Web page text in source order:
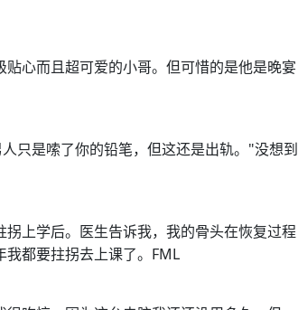
心而且超可爱的小哥。但可惜的是他是晚宴
只是嗦了你的铅笔，但这还是出轨。"没想到
上学后。医生告诉我，我的骨头在恢复过程
都要拄拐去上课了。FML